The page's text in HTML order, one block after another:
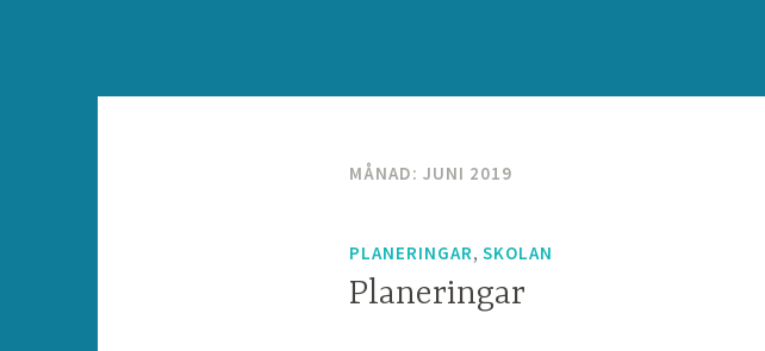
MÅNAD: JUNI 2019
PLANERINGAR, SKOLAN
Planeringar